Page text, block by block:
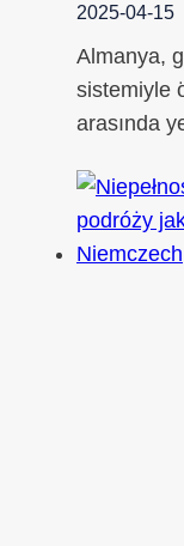
2025-04-15
Almanya,
sistemiyle
arasında